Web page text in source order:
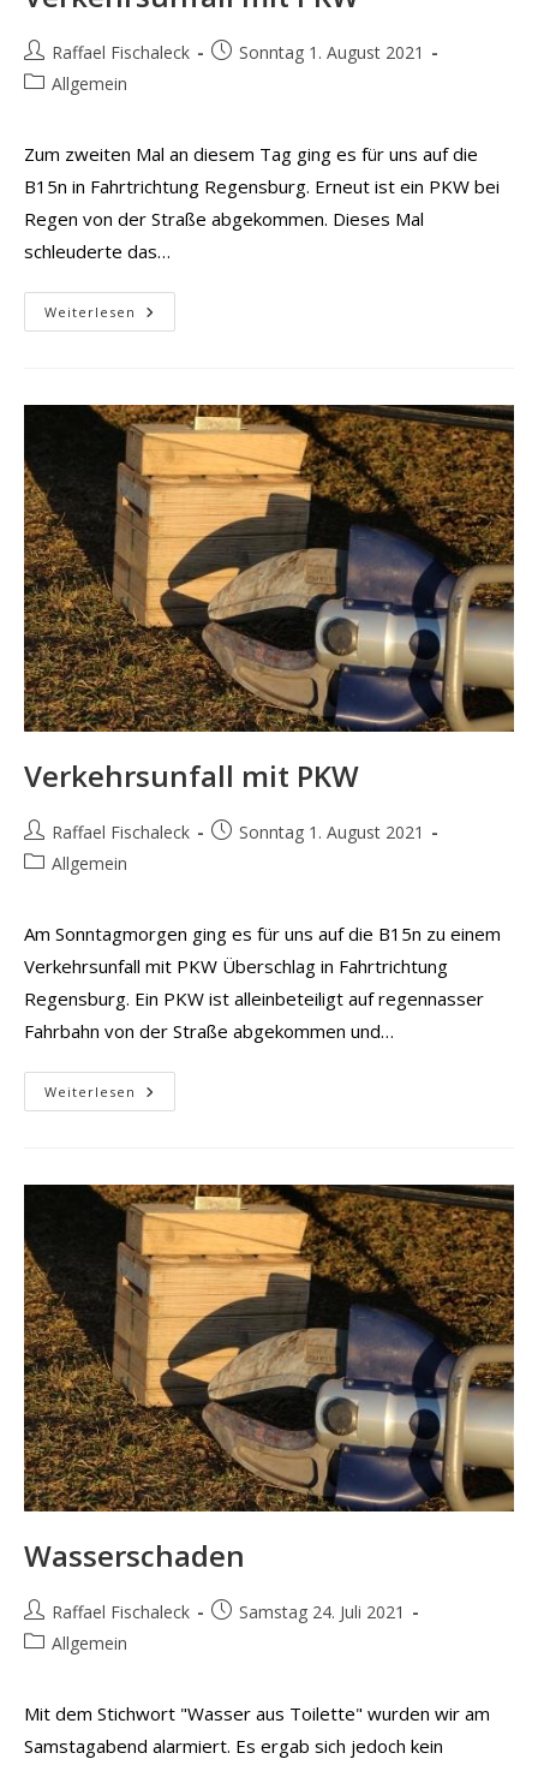
Beitrags-
Autor:
Raffael Fischaleck
BeitragSonntag 1. August 2021
Beitrags-
Allgemein
Zum zweiten Mal an diesem Tag ging es für uns auf die
B15n in Fahrtrichtung Regensburg. Erneut ist ein PKW bei
Regen von der Straße abgekommen. Dieses Mal
schleuderte das…
Weiterlesen Verkehrsunfall
Mit
Verkehrsunfall mit PKW
Beitrags-
Autor:
Raffael Fischaleck
BeitragSonntag 1. August 2021
Beitrags-
Allgemein
Am Sonntagmorgen ging es für uns auf die B15n zu einem
Verkehrsunfall mit PKW Überschlag in Fahrtrichtung
Regensburg. Ein PKW ist alleinbeteiligt auf regennasser
Fahrbahn von der Straße abgekommen und…
Weiterlesen Verkehrsunfall
Mit
Wasserschaden
Beitrags-
Autor:
Raffael Fischaleck
BeitragSamstag 24. Juli 2021
Beitrags-
Allgemein
Mit dem Stichwort "Wasser aus Toilette" wurden wir am
Samstagabend alarmiert. Es ergab sich jedoch kein